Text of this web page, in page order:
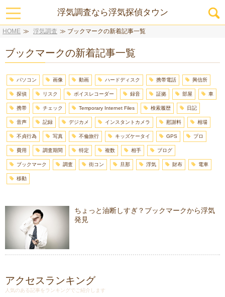
toggle
navigation
浮気調査なら浮気探偵タウン
HOME ≫ 浮気調査 ≫ ブックマークの新着記事一覧
ブックマークの新着記事一覧
パソコン 画像 動画 ハードディスク 携帯電話 興信所
探偵 リスク ボイスレコーダー 録音 証拠 部屋 車
携帯 チェック Temporary Internet Files 検索履歴 日記
音声 記録 デジカメ インスタントカメラ 慰謝料 相場
不貞行為 写真 不倫旅行 キッズケータイ GPS プロ
費用 調査期間 特定 複数 相手 ブログ
ブックマーク 調査 街コン 旦那 浮気 財布 電車
移動
ちょっと油断しすぎ？ブックマークから浮気
発見
アクセスランキング
人気のある記事をランキングでご紹介します